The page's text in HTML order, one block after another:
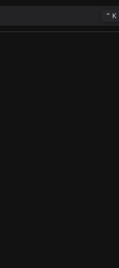
⌃ K